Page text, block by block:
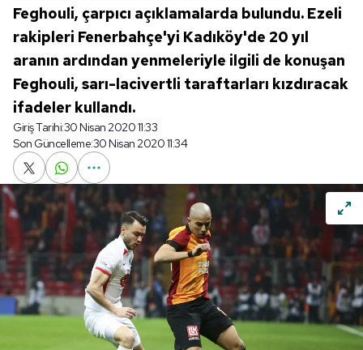
Feghouli, çarpıcı açıklamalarda bulundu. Ezeli
rakipleri Fenerbahçe'yi Kadıköy'de 20 yıl
aranın ardından yenmeleriyle ilgili de konuşan
Feghouli, sarı-lacivertli taraftarları kızdıracak
ifadeler kullandı.
Giriş Tarihi:30 Nisan 2020 11:33
Son Güncelleme:30 Nisan 2020 11:34